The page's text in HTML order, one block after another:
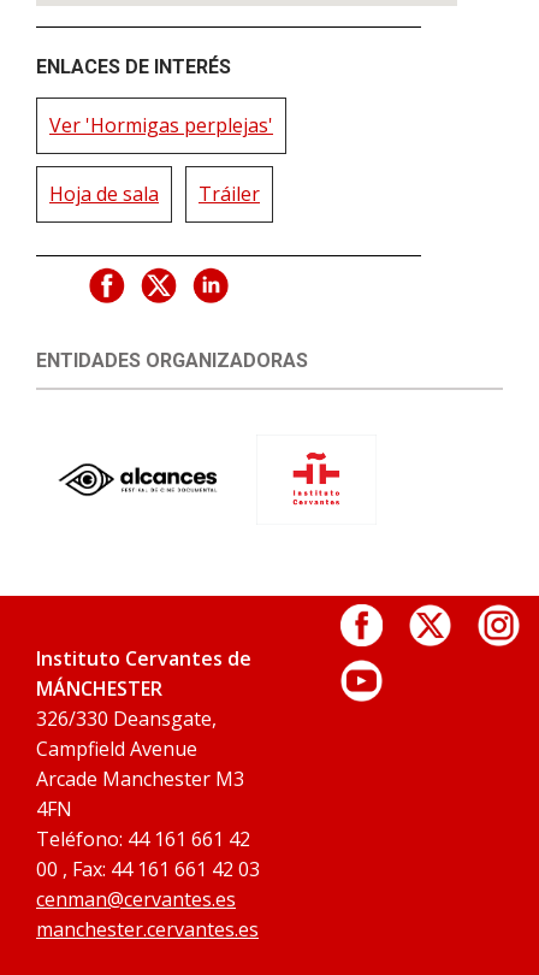
ENLACES DE INTERÉS
Ver 'Hormigas perplejas'
Hoja de sala Tráiler
ENTIDADES ORGANIZADORAS
Instituto Cervantes de
MÁNCHESTER
326/330 Deansgate,
Campfield Avenue
Arcade Manchester M3
4FN
Teléfono: 44 161 661 42
00 , Fax: 44 161 661 42 03
cenman@cervantes.es
manchester.cervantes.es